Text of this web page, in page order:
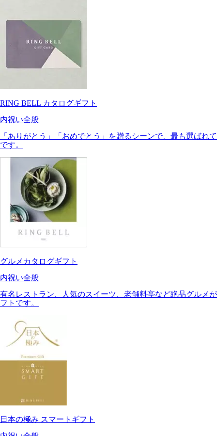
RING BELL カタログギフト
内祝い全般
「ありがとう」「おめでとう」を贈るシーンで、最も選ば
です。
グルメカタログギフト
内祝い全般
有名レストラン、人気のスイーツ、老舗料亭など絶品グルメ
フトです。
日本の極み スマートギフト